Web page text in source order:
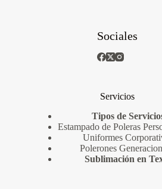
Sociales
Servicios
Tipos de
Estampado de Poleras
Uniformes
Polerones
Sublimación en